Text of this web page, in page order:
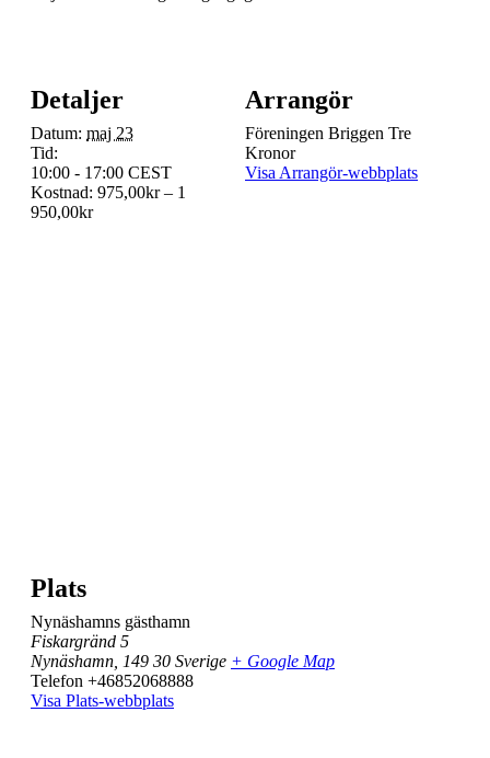
Detaljer
Datum: maj 23
Tid:
10:00 - 17:00 CEST
Kostnad: 975,00kr – 1
950,00kr
Arrangör
Föreningen Briggen Tre
Kronor
Visa Arrangör-webbplats
Plats
Nynäshamns gästhamn
Fiskargränd 5
Nynäshamn 149 30 Sverige + Google Map
Telefon +46852068888
Visa Plats-webbplats